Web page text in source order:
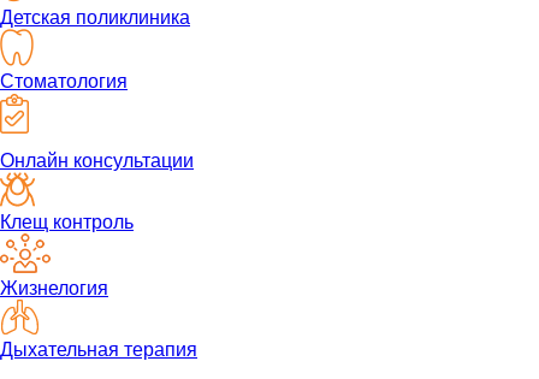
Детская поликлиника
Стоматология
Онлайн консультации
Клещ контроль
Жизнелогия
Дыхательная терапия